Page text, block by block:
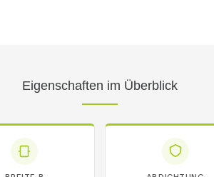
Eigenschaften im Überblick